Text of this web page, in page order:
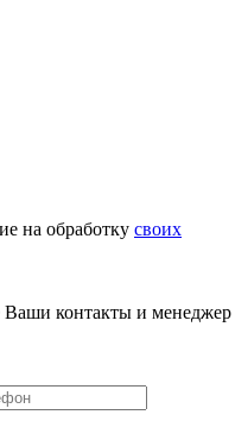
на обработку своих
Ваши контакты и менеджер